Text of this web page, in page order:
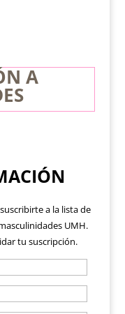
A
a la lista de
UMH.
tu suscripción.